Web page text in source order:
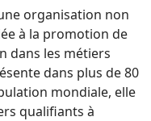
organisation non
à la promotion de
dans les métiers
dans plus de 80
mondiale, elle
qualifiants à